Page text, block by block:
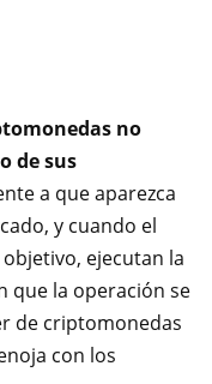
no
de sus
a que aparezca
y cuando el
ejecutan la
que la operación se
de criptomonedas
con los